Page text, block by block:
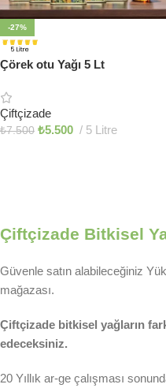
-27%
Çörek otu Yağı 5 Lt
Çiftçizade
₺7.500 ₺5.500 5 Litre
Çiftçizade Bitkisel
Güvenle satın alabileceğiniz
mağazası.
Çiftçizade bitkisel yağların
edeceksiniz.
20 Yıllık ar-ge çalışması